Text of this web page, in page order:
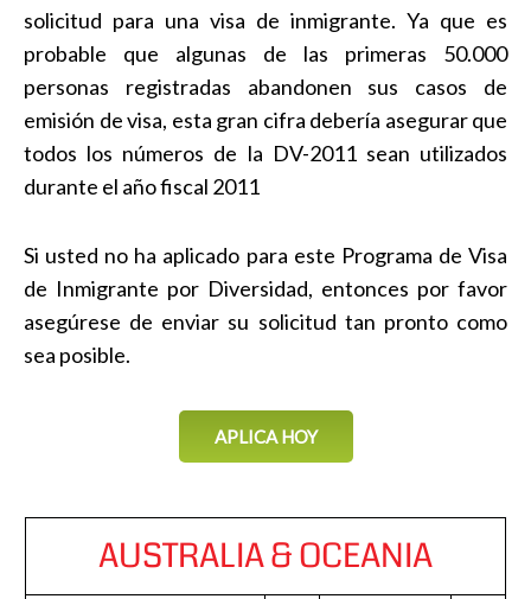
solicitud para una visa de inmigrante. Ya que es
probable que algunas de las primeras 50.000
personas registradas abandonen sus casos de
emisión de visa, esta gran cifra debería asegurar que
todos los números de la DV-2011 sean utilizados
durante el año fiscal 2011
Si usted no ha aplicado para este Programa de Visa
de Inmigrante por Diversidad, entonces por favor
asegúrese de enviar su solicitud tan pronto como
sea posible.
APLICA HOY
AUSTRALIA & OCEANIA